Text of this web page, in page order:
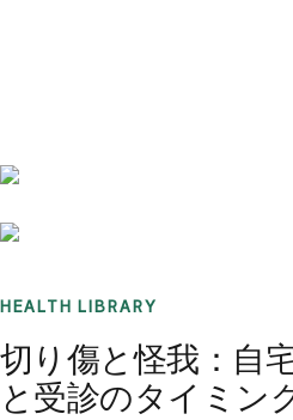
HEALTH LIBRARY
切り傷と怪我：自
と受診のタイミン